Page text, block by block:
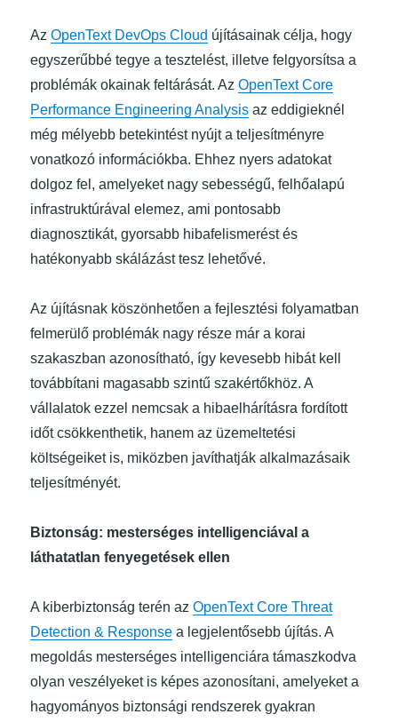
AzOpenText DevOps Cloud újításainak célja, hogy
egyszerűbbé tegye a tesztelést, illetve felgyorsítsa a
problémák okainak feltárását. AzOpenText Core
Performance Engineering Analysis az eddigieknél
még mélyebb betekintést nyújt a teljesítményre
vonatkozó információkba. Ehhez nyers adatokat
dolgoz fel, amelyeket nagy sebességű, felhőalapú
infrastruktúrával elemez, ami pontosabb
diagnosztikát, gyorsabb hibafelismerést és
hatékonyabb skálázást tesz lehetővé.
Az újításnak köszönhetően a fejlesztési folyamatban
felmerülő problémák nagy része már a korai
szakaszban azonosítható, így kevesebb hibát kell
továbbítani magasabb szintű szakértőkhöz. A
vállalatok ezzel nemcsak a hibaelhárításra fordított
időt csökkenthetik, hanem az üzemeltetési
költségeiket is, miközben javíthatják alkalmazásaik
teljesítményét.
Biztonság: mesterséges intelligenciával a
láthatatlan fenyegetések ellen
A kiberbiztonság terén azOpenText Core Threat
Detection & Response a legjelentősebb újítás. A
megoldás mesterséges intelligenciára támaszkodva
olyan veszélyeket is képes azonosítani, amelyeket a
hagyományos biztonsági rendszerek gyakran